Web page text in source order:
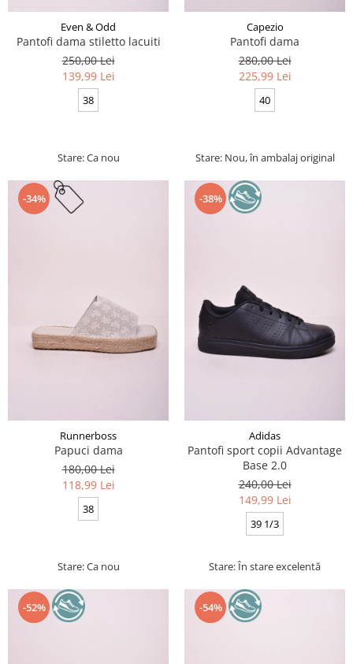
Even & Odd
Pantofi dama stiletto lacuiti
250,00 Lei
139,99 Lei
38
Stare: Ca nou
Capezio
Pantofi dama
280,00 Lei
225,99 Lei
40
Stare: Nou, în ambalaj original
-34%
Runnerboss
Papuci dama
180,00 Lei
118,99 Lei
38
Stare: Ca nou
-38%
Adidas
Pantofi sport copii Advantage
Base 2.0
240,00 Lei
149,99 Lei
39 1/3
Stare: În stare excelentă
-52% -54%